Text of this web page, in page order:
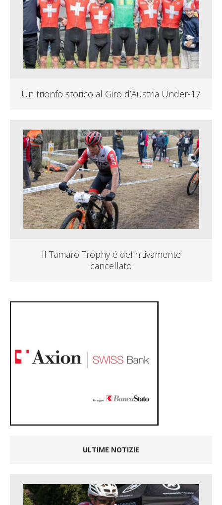
Un trionfo storico al Giro d’Austria Under-17
Il Tamaro Trophy é definitivamente
cancellato
ULTIME NOTIZIE